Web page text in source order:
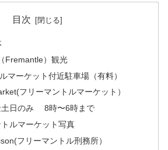
目次
Fremantle）観光
マーケット付近駐車場（有料）
フリーマントルマーケット）
土日のみ 8時〜6時まで
ルマーケット写真
フリーマントル刑務所）